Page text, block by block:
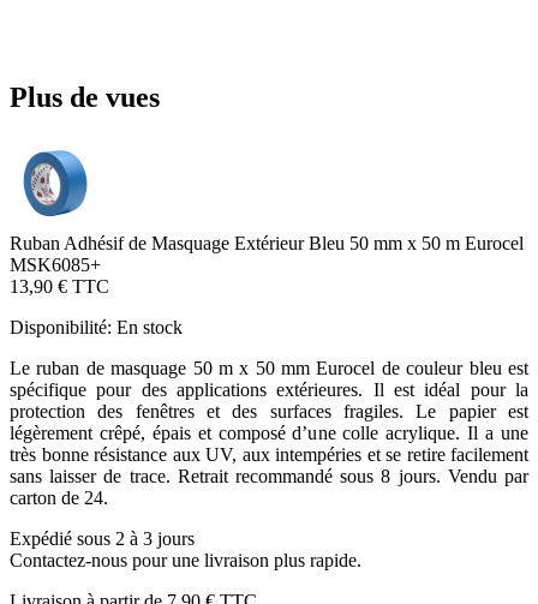
Plus de vues
Ruban Adhésif de Masquage Extérieur Bleu 50 mm x 50 m Eurocel
MSK6085+
13,90 € TTC
Disponibilité: En stock
Le ruban de masquage 50 m x 50 mm Eurocel de couleur bleu est
spécifique pour des applications extérieures. Il est idéal pour la
protection des fenêtres et des surfaces fragiles. Le papier est
légèrement crêpé, épais et composé d’une colle acrylique. Il a une
très bonne résistance aux UV, aux intempéries et se retire facilement
sans laisser de trace. Retrait recommandé sous 8 jours. Vendu par
carton de 24.
Expédié sous 2 à 3 jours
Contactez-nous pour une livraison plus rapide.